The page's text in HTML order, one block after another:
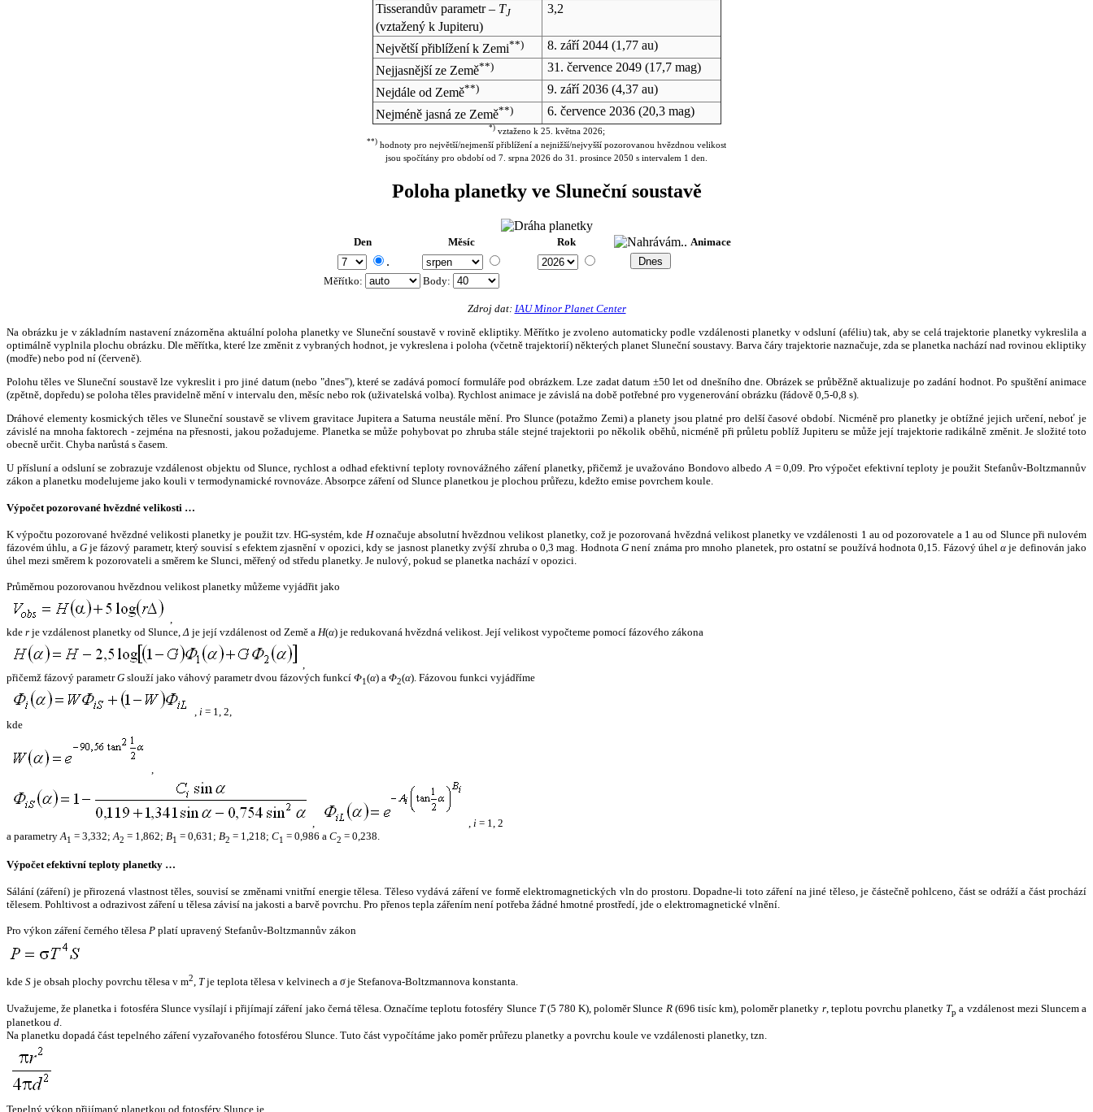
Tisserandův parametr – TJ
(vztažený k Jupiteru)
3,2
Největší přiblížení k Zemi**) 8. září 2044(1,77 au)
Nejjasnější ze Země**) 31. července 2049(17,7 mag)
Nejdále od Země**) 9. září 2036(4,37 au)
Nejméně jasná ze Země**) 6. července 2036(20,3 mag)
*)vztaženo k 25. května 2026;
**) hodnoty pro největší/nejmenší přiblížení a nejnižší/nejvyšší pozorovanou hvězdnou velikost
jsou spočítány pro období od 7. srpna 2026 do 31. prosince 2050 s intervalem 1 den.
Poloha planetky ve Sluneční soustavě
Den Měsíc Rok Animace
.
Měřítko: Body:
Zdroj dat: IAU Minor Planet Center
Na obrázku je v základním nastavení znázorněna aktuální poloha planetky ve Sluneční soustavě v rovině ekliptiky. Měřítko je zvoleno automaticky podle vzdálenosti planetky v odsluní (aféliu) tak, aby se celá trajektorie planetky vykreslila a
optimálně vyplnila plochu obrázku. Dle měřítka, které lze změnit z vybraných hodnot, je vykreslena i poloha (včetně trajektorií) některých planet Sluneční soustavy. Barva čáry trajektorie naznačuje, zda se planetka nachází nad rovinou ekliptiky
(modře) nebo pod ní (červeně).
Polohu těles ve Sluneční soustavě lze vykreslit i pro jiné datum (nebo "dnes"), které se zadává pomocí formuláře pod obrázkem. Lze zadat datum ±50 let od dnešního dne. Obrázek se průběžně aktualizuje po zadání hodnot. Po spuštění animace
(zpětně, dopředu) se poloha těles pravidelně mění v intervalu den, měsíc nebo rok (uživatelská volba). Rychlost animace je závislá na době potřebné pro vygenerování obrázku (řádově 0,5-0,8 s).
Dráhové elementy kosmických těles ve Sluneční soustavě se vlivem gravitace Jupitera a Saturna neustále mění. Pro Slunce (potažmo Zemi) a planety jsou platné pro delší časové období. Nicméně pro planetky je obtížné jejich určení, neboť je
závislé na mnoha faktorech - zejména na přesnosti, jakou požadujeme. Planetka se může pohybovat po zhruba stále stejné trajektorii po několik oběhů, nicméně při průletu poblíž Jupiteru se může její trajektorie radikálně změnit. Je složité toto
obecně určit. Chyba narůstá s časem.
U přísluní a odsluní se zobrazuje vzdálenost objektu od Slunce, rychlost a odhad efektivní teploty rovnovážného záření planetky, přičemž je uvažováno Bondovo albedo A = 0,09. Pro výpočet efektivní teploty je použit Stefanův-Boltzmannův
zákon a planetku modelujeme jako kouli v termodynamické rovnováze. Absorpce záření od Slunce planetkou je plochou průřezu, kdežto emise povrchem koule.
Výpočet pozorované hvězdné velikosti …
K výpočtu pozorované hvězdné velikosti planetky je použit tzv. HG-systém, kde Hoznačuje absolutní hvězdnou velikost planetky, což je pozorovaná hvězdná velikost planetky ve vzdálenosti 1 au od pozorovatele a 1 au od Slunce při nulovém
fázovém úhlu, a Gje fázový parametr, který souvisí s efektem zjasnění v opozici, kdy se jasnost planetky zvýší zhruba o 0,3 mag. HodnotaG není známa pro mnoho planetek, pro ostatní se používá hodnota 0,15. Fázový úhelα je definován jako
úhel mezi směrem k pozorovateli a směrem ke Slunci, měřený od středu planetky. Je nulový, pokud se planetka nachází v opozici.
Průměrnou pozorovanou hvězdnou velikost planetky můžeme vyjádřit jako
,
kde r je vzdálenost planetky od Slunce,Δ je její vzdálenost od Země a H(α) je redukovaná hvězdná velikost. Její velikost vypočteme pomocí fázového zákona
,
přičemž fázový parametrG slouží jako váhový parametr dvou fázových funkcí Φ1(α) a Φ2(α). Fázovou funkci vyjádříme
, i = 1, 2,
kde
,
, , i = 1, 2
a parametryA1 = 3,332;A2 = 1,862; B1 = 0,631; B2 = 1,218; C1 = 0,986 a C2 = 0,238.
Výpočet efektivní teploty planetky …
Sálání (záření) je přirozená vlastnost těles, souvisí se změnami vnitřní energie tělesa. Těleso vydává záření ve formě elektromagnetických vln do prostoru. Dopadne-li toto záření na jiné těleso, je částečně pohlceno, část se odráží a část prochází
tělesem. Pohltivost a odrazivost záření u tělesa závisí na jakosti a barvě povrchu. Pro přenos tepla zářením není potřeba žádné hmotné prostředí, jde o elektromagnetické vlnění.
Pro výkon záření černého tělesa P platí upravený Stefanův-Boltzmannův zákon
kde S je obsah plochy povrchu tělesa v m2, Tje teplota tělesa v kelvinech a σje Stefanova-Boltzmannova konstanta.
Uvažujeme, že planetka i fotosféra Slunce vysílají i přijímají záření jako černá tělesa. Označíme teplotu fotosféry Slunce T(5 780 K), poloměr Slunce R(696 tisíc km), poloměr planetky r, teplotu povrchu planetky Tp a vzdálenost mezi Sluncem a
planetkou d.
Na planetku dopadá část tepelného záření vyzařovaného fotosférou Slunce. Tuto část vypočítáme jako poměr průřezu planetky a povrchu koule ve vzdálenosti planetky, tzn.
Tepelný výkon přijímaný planetkou od fotosféry Slunce je